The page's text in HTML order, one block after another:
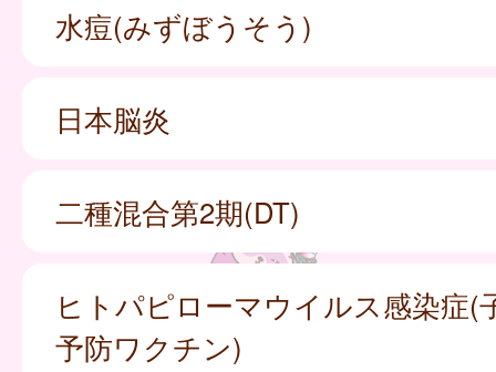
水痘(みずぼうそう)
日本脳炎
二種混合第2期(DT)
ヒトパピローマウイルス感染症(
予防ワクチン)